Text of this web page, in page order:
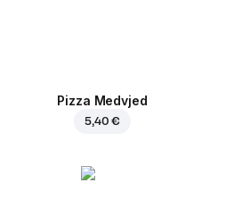
Pizza Medvjed
5,40 €